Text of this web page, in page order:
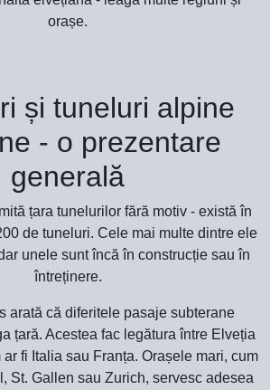
orașe.
și tuneluri alpine
- o prezentare
generală
țara tunelurilor fără motiv - există în
de tuneluri. Cele mai multe dintre ele
unele sunt încă în construcție sau în
întreținere.
arată că diferitele pasaje subterane
țară. Acestea fac legătura între Elveția
fi Italia sau Franța. Orașele mari, cum
St. Gallen sau Zurich, servesc adesea